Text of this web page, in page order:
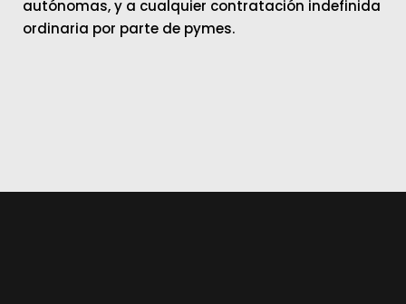
autónomas, y a cualquier contratación indefinida
ordinaria por parte de pymes.